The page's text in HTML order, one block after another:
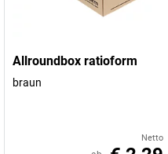
Allroundbox ratioform
braun
Netto